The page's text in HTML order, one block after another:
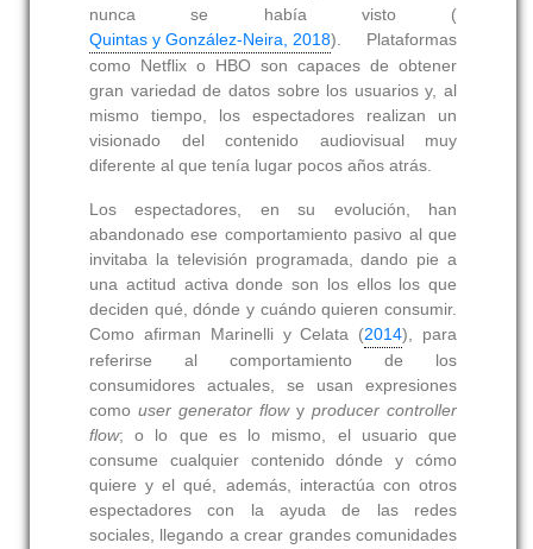
nunca se había visto (
Quintas y González-Neira, 2018). Plataformas
como Netflix o HBO son capaces de obtener
gran variedad de datos sobre los usuarios y, al
mismo tiempo, los espectadores realizan un
visionado del contenido audiovisual muy
diferente al que tenía lugar pocos años atrás.
Los espectadores, en su evolución, han
abandonado ese comportamiento pasivo al que
invitaba la televisión programada, dando pie a
una actitud activa donde son los ellos los que
deciden qué, dónde y cuándo quieren consumir.
Como afirman Marinelli y Celata (2014), para
referirse al comportamiento de los
consumidores actuales, se usan expresiones
comouser generator flowyproducer controller
flow; o lo que es lo mismo, el usuario que
consume cualquier contenido dónde y cómo
quiere y el qué, además, interactúa con otros
espectadores con la ayuda de las redes
sociales, llegando a crear grandes comunidades